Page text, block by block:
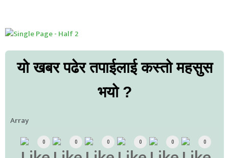
यो खबर पढेर तपाईलाई कस्तो महसुस
भयो ?
Array
0 0 0 0 0 0